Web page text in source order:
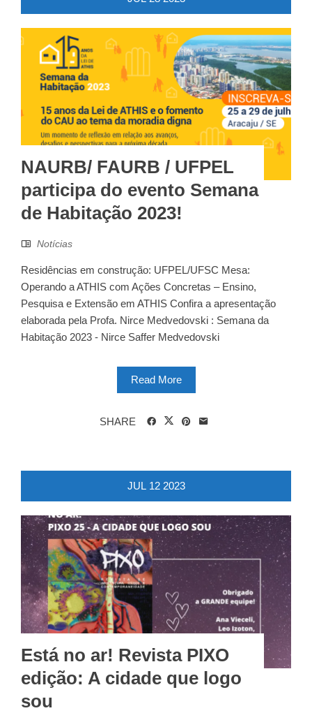
NAURB/ FAURB / UFPEL
participa do evento Semana
de Habitação 2023!
Notícias
Residências em construção: UFPEL/UFSC Mesa:
Operando a ATHIS com Ações Concretas – Ensino,
Pesquisa e Extensão em ATHIS Confira a apresentação
elaborada pela Profa. Nirce Medvedovski : Semana da
Habitação 2023 - Nirce Saffer Medvedovski
Read More
SHARE
JUL 12 2023
Está no ar! Revista PIXO
edição: A cidade que logo
sou